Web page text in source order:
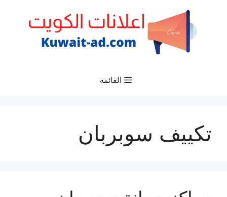
القائمة
تكييف سوبربان